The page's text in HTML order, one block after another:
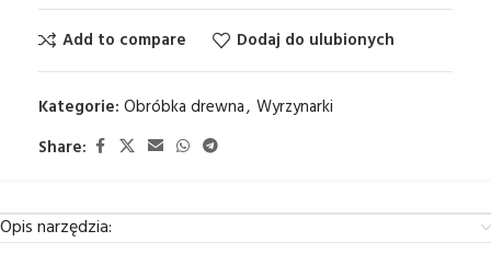
Add to compare Dodaj do ulubionych
Kategorie: Obróbka drewna, Wyrzynarki
Share:
Opis narzędzia: